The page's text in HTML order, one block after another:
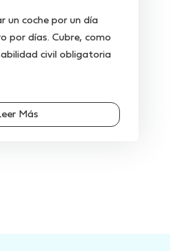
un coche por un día
por días. Cubre, como
civil obligatoria
Más